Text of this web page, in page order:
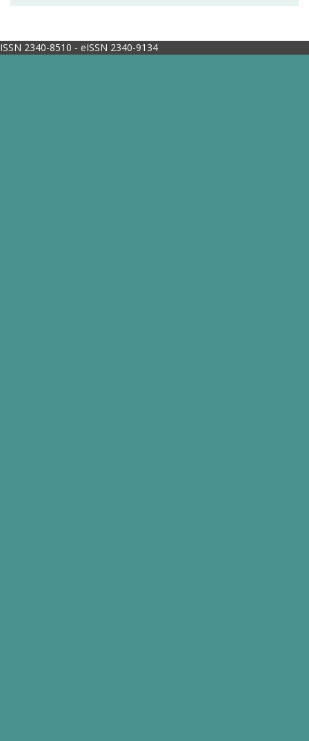
ISSN 2340-8510 - eISSN 2340-9134